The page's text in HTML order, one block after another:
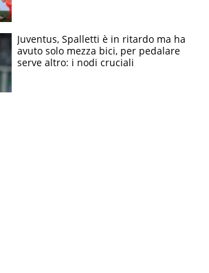
Juventus, Spalletti è in ritardo ma ha
avuto solo mezza bici, per pedalare
serve altro: i nodi cruciali